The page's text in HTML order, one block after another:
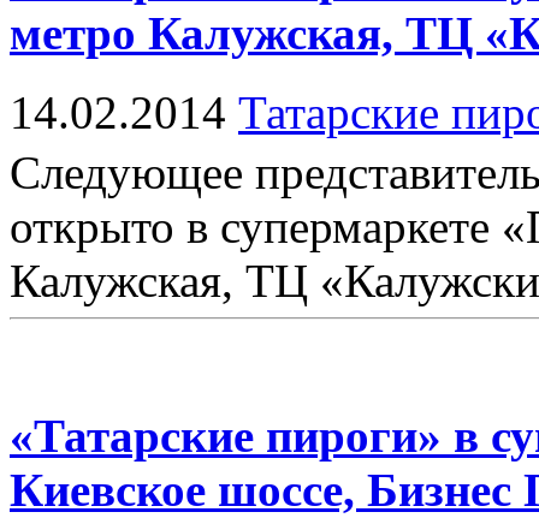
метро Калужская, ТЦ
14.02.2014 Татарские
Следующее
открыто в супермаркете
Калужская, ТЦ
«Татарские пироги» в
Киевское шоссе,